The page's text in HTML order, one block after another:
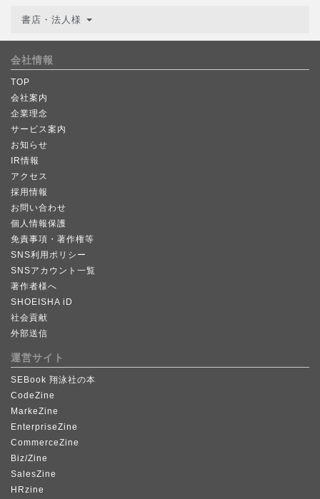
書店・法人様
会社情報
TOP
会社案内
企業理念
サービス案内
お知らせ
IR情報
アクセス
採用情報
お問い合わせ
個人情報保護
免責事項・著作権等
SNS利用ポリシー
SNSアカウント一覧
著作者様へ
SHOEISHA iD
社会貢献
外部送信
運営サイト
SEBook 翔泳社の本
CodeZine
MarkeZine
EnterpriseZine
CommerceZine
Biz/Zine
SalesZine
HRzine